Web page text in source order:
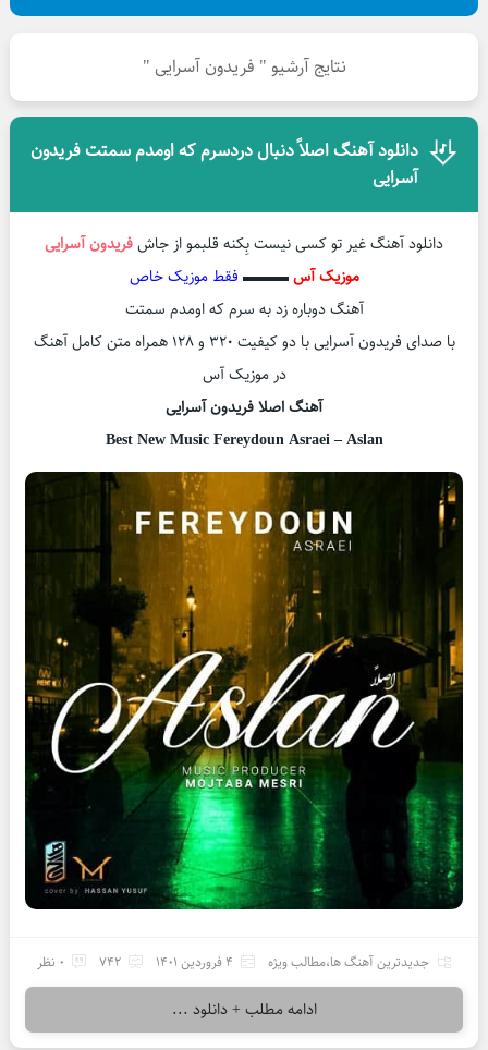
نتایج آرشیو " فریدون آسرایی "
دانلود آهنگ اصلاً دنبال دردسرم که اومدم سمتت فریدون
آسرایی
دانلود آهنگ غیر تو کسی نیست بِکنه قلبمو از جاشفریدون آسرایی
موزیک آس▬▬▬ فقط موزیک خاص
آهنگ دوباره زد به سرم که اومدم سمتت
با صدای فریدون آسرایی با دو کیفیت ۳۲۰ و ۱۲۸ همراه متن کامل آهنگ
در موزیک آس
آهنگ اصلا فریدون آسرایی
Best New Music Fereydoun Asraei – Aslan
جدیدترین آهنگ ها،مطالب ویژه 4 فروردین 1401 742 0 نظر
ادامه مطلب + دانلود ...